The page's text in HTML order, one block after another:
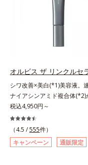
オルビス ザ リンクルセ
シワ改善×美白(*1)美容液。
ナイアシンアミド複合体(*2)
やく浸透(*3)。ピンと、パッ
人の肌にハリ感を。シワ改善
(*1)美容液。ポーラ化成 研究
自研究で見出した、速攻型ナ
ンアミド複合体(*2)と浸透サ
税込4,950円～
（4.5 /555件）
キャンペーン
通販限定